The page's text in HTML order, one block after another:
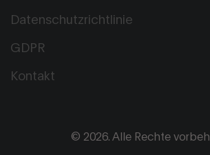
Datenschutzrichtlinie
GDPR
Kontakt
© 2026. Alle Rechte